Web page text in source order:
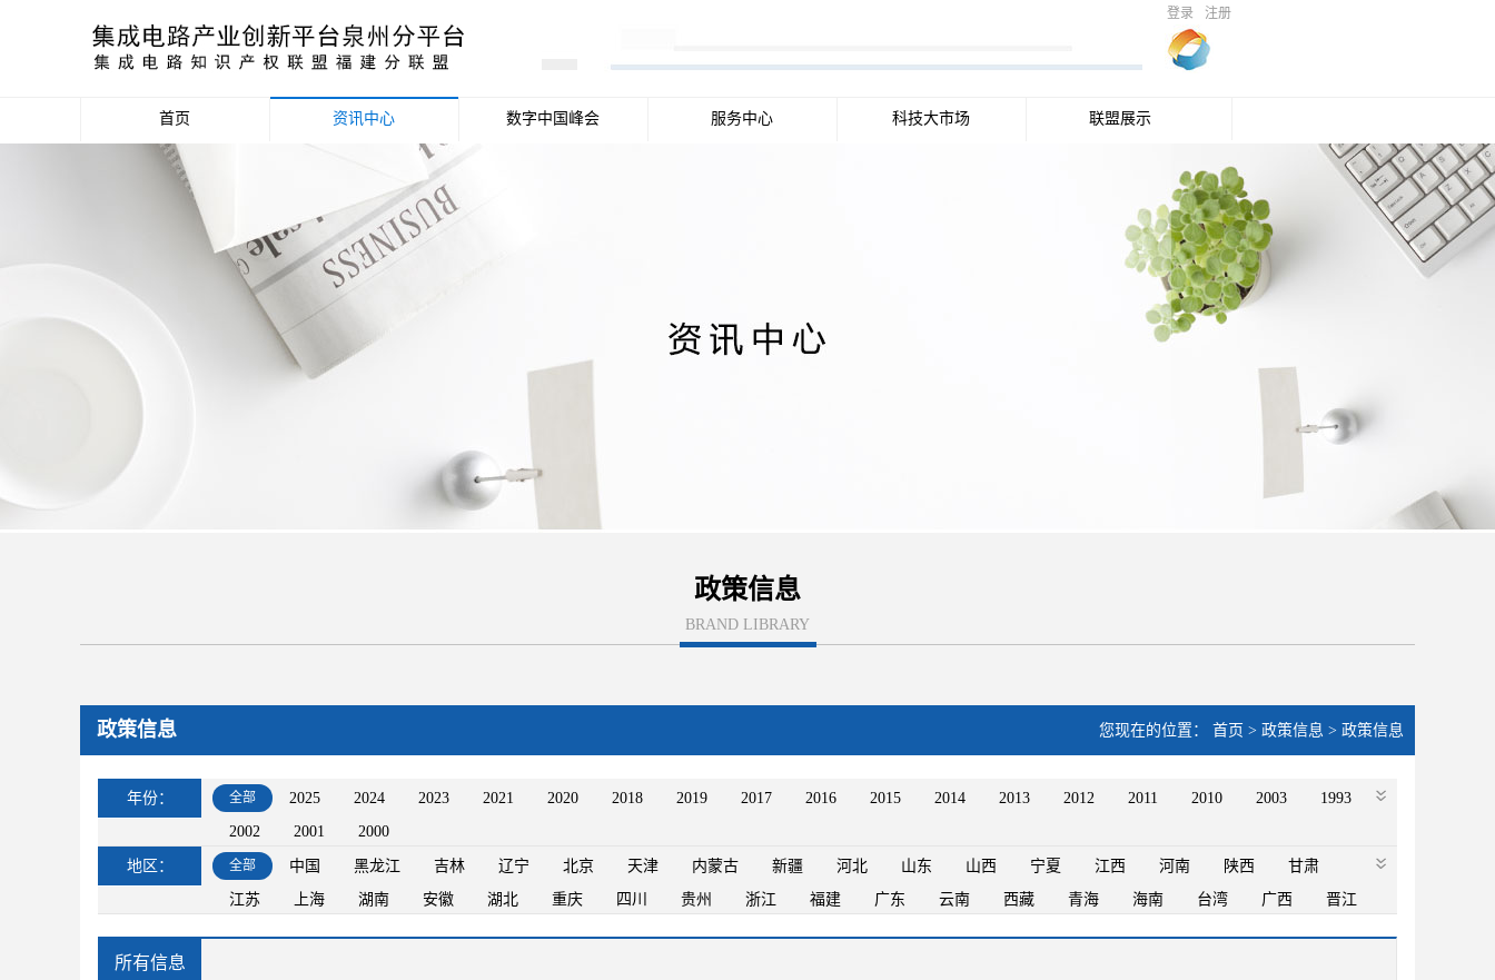
登录 注册
首页 资讯中心
政策信息
活动公告
数据统计分析
数字中国峰会 服务中心 科技大市场 联盟展示
政策信息
BRAND LIBRARY
政策信息 您现在的位置： 首页 > 政策信息 > 政策信息
年份： 全部 2025 2024 2023 2021 2020 2018 2019 2017 2016 2015 2014 2013 2012 2011 2010 2003
1993
2002
2001 2000
地区： 全部 中国 黑龙江 吉林 辽宁 北京 天津 内蒙古 新疆 河北 山东 山西 宁夏 江西 河南 陕西
甘肃
江苏
上海 湖南 安徽 湖北 重庆 四川 贵州 浙江 福建 广东 云南 西藏 青海 海南 台湾 广西 晋江
所有信息